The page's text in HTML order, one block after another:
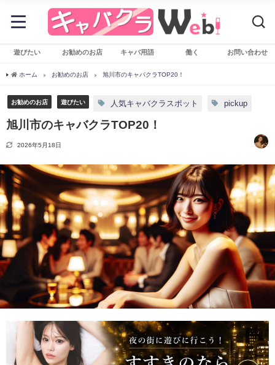
遊びたい お勧めのお店 キャバ用語 働く お問い合わせ
ホーム お勧めのお店 旭川市のキャバクラTOP20！
お勧めのお店 遊びたい 人気キャバクラスポット pickup
旭川市のキャバクラTOP20！
2026年5月18日